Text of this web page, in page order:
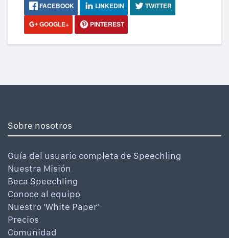
FACEBOOK LINKEDIN
TWITTER
GOOGLE+
PINTEREST
Sobre nosotros
Guía del usuario completa de Speechling
Nuestra Misión
Beca Speechling
Conoce al equipo
Nuestro 'White Paper'
Precios
Comunidad